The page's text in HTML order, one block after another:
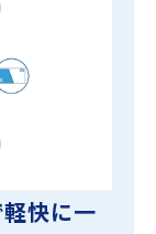
快に一